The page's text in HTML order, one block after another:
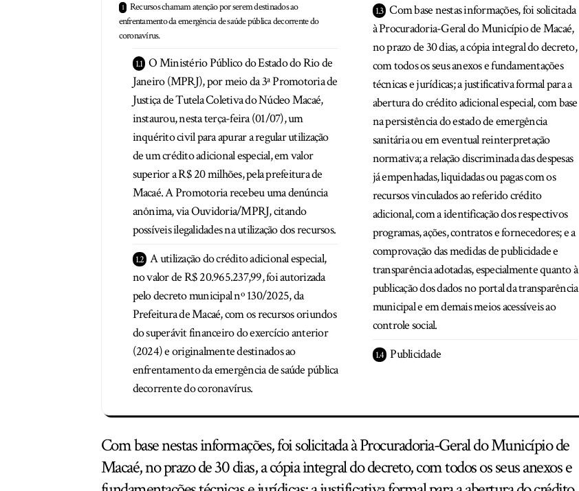
Recursos chamam atenção por serem destinados ao
enfrentamento da emergência de saúde pública decorrente do
coronavírus.
O Ministério Público do Estado do Rio de
Janeiro (MPRJ), por meio da 3ª Promotoria de
Justiça de Tutela Coletiva do Núcleo Macaé,
instaurou, nesta terça-feira (01/07), um
inquérito civil para apurar a regular utilização
de um crédito adicional especial, em valor
superior a R$ 20 milhões, pela prefeitura de
Macaé. A Promotoria recebeu uma denúncia
anônima, via Ouvidoria/MPRJ, citando
possíveis ilegalidades na utilização dos recursos.
A utilização do crédito adicional especial,
no valor de R$ 20.965.237,99, foi autorizada
pelo decreto municipal nº 130/2025, da
Prefeitura de Macaé, com os recursos oriundos
do superávit financeiro do exercício anterior
(2024) e originalmente destinados ao
enfrentamento da emergência de saúde pública
decorrente do coronavírus.
Com base nestas informações, foi solicitada
à Procuradoria-Geral do Município de Macaé,
no prazo de 30 dias, a cópia integral do decreto,
com todos os seus anexos e fundamentações
técnicas e jurídicas; a justificativa formal para a
abertura do crédito adicional especial, com base
na persistência do estado de emergência
sanitária ou em eventual reinterpretação
normativa; a relação discriminada das despesas
já empenhadas, liquidadas ou pagas com os
recursos vinculados ao referido crédito
adicional, com a identificação dos respectivos
programas, ações, contratos e fornecedores; e a
comprovação das medidas de publicidade e
transparência adotadas, especialmente quanto à
publicação dos dados no portal da transparência
municipal e em demais meios acessíveis ao
controle social.
Publicidade
Com base nestas informações, foi solicitada à Procuradoria-Geral do Município de
Macaé, no prazo de 30 dias, a cópia integral do decreto, com todos os seus anexos e